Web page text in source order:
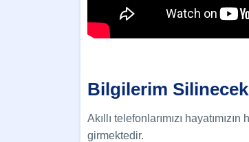
Bilgilerim
Akıllı telefonlarımızı
girmektedir.